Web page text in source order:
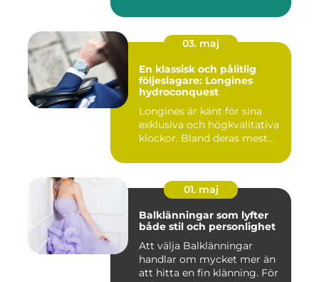
03. maj
En klassisk och pålitlig
följeslagare: Longines
hydroconquest
Longines är känt för sina
exklusiva och högkvalitativa
klockor. Bland deras mest...
01. maj
Balklänningar som lyfter
både stil och personlighet
Att välja Balklänningar
handlar om mycket mer än
att hitta en fin klänning. För